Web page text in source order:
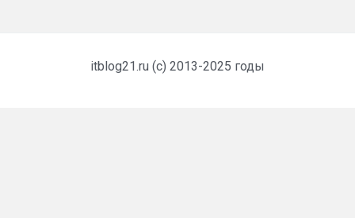
itblog21.ru (c) 2013-2025 годы